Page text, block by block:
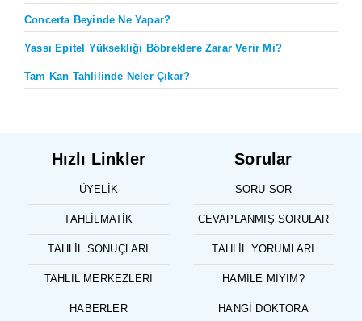
Concerta Beyinde Ne Yapar?
Yassı Epitel Yüksekliği Böbreklere Zarar Verir Mi?
Tam Kan Tahlilinde Neler Çıkar?
Hızlı Linkler
ÜYELIK
TAHLILMATIK
TAHLIL SONUÇLARI
TAHLIL MERKEZLERI
HABERLER
Sorular
SORU SOR
CEVAPLANMIŞ SORULAR
TAHLIL YORUMLARI
HAMILE MIYIM?
HANGI DOKTORA